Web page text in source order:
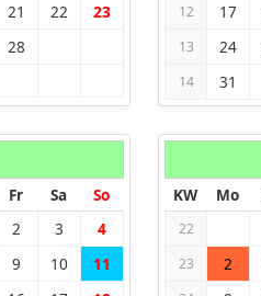
21 22 23
28
12 17
13 24
14 31
Fr Sa So
2 3 4
9 10 11
KW
Mo
22
23 2